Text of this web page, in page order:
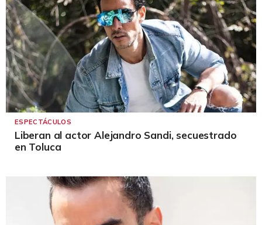
ESPECTÁCULOS
Liberan al actor Alejandro Sandi, secuestrado
en Toluca